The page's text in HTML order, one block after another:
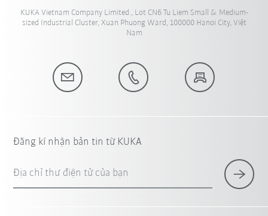
KUKA Vietnam Company Limited., Lot CN6 Tu Liem Small & Medium-
sized Industrial Cluster, Xuan Phuong Ward, 100000 Hanoi City, Việt
Nam
Đăng kí nhận bản tin từ KUKA
Địa chỉ thư điện tử của bạn